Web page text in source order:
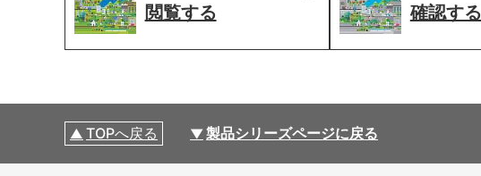
閲覧する
確認する
TOPへ戻る 製品シリーズページに戻る